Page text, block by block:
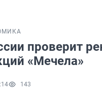
проверит
«Мечела»
143